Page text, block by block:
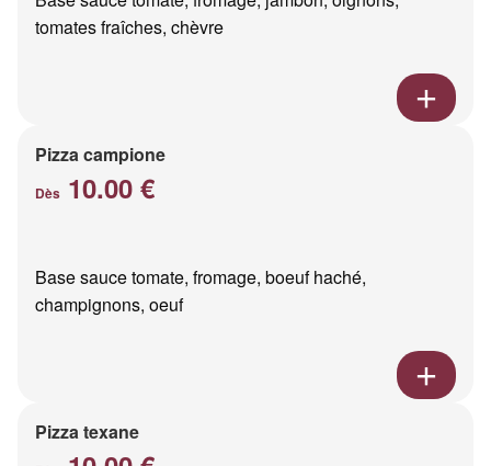
tomates fraîches, chèvre
Pizza campione
Dès 10.00 €
Base sauce tomate, fromage, boeuf haché,
champignons, oeuf
Pizza texane